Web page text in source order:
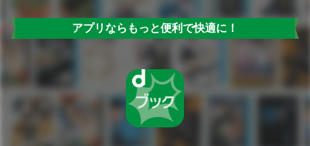
アプリならもっと便利で快適に！